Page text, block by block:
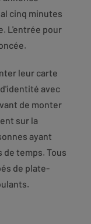
cinq minutes
L'entrée pour
leur carte
avec
de monter
sur la
ayant
de temps. Tous
de plate-